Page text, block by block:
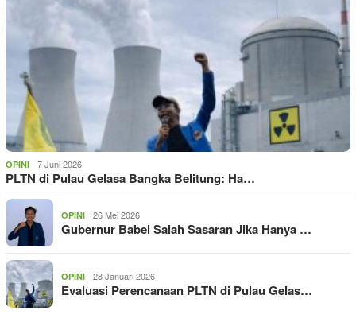
OPINI 7 Juni 2026
PLTN di Pulau Gelasa Bangka Belitung: Ha…
OPINI 26 Mei 2026
Gubernur Babel Salah Sasaran Jika Hanya …
OPINI 28 Januari 2026
Evaluasi Perencanaan PLTN di Pulau Gelas…